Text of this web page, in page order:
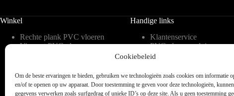
Cookiebeleid
Om de beste ervaringen te bieden, gebruiken we technologieën zoals cookies om informatie
en/of te openen op uw apparaat. Door toestemming te geven voor deze technologieën,
gegevens verwerken zoals surfgedrag of unieke ID’s op deze site. Als u geen toestemming
Winkel
Rechte plank PVC vloeren
Visgraat PVC vloeren
vloeren
Weense punt PVC vloeren
Verlijmbare PVC vloeren
Handige links
Klantenservice
PVC vloeren advies
Inspiratie
blog
Over ons
Contact